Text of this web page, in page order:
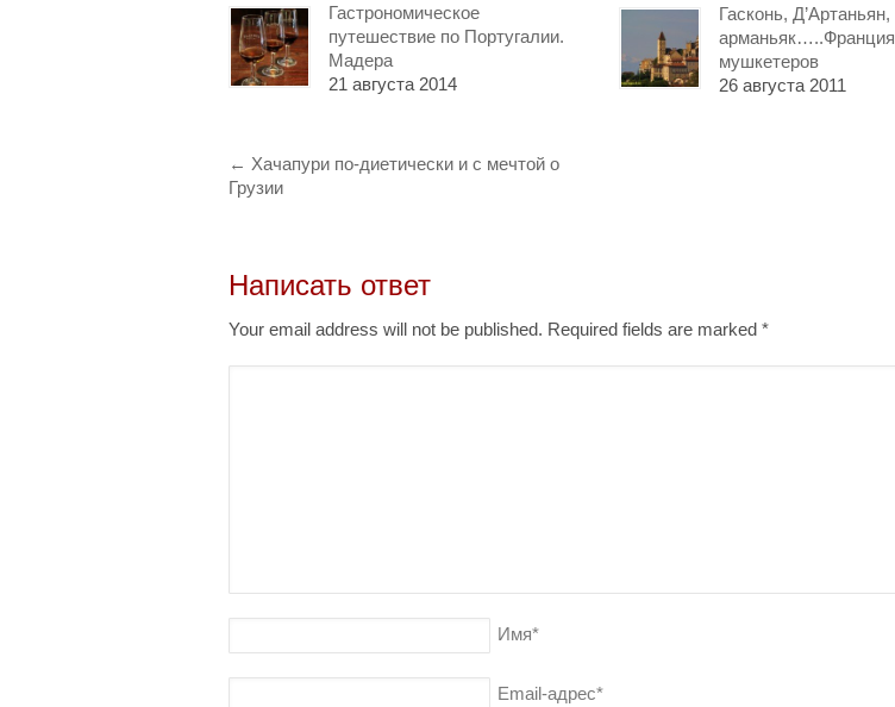
Гастрономическое
путешествие по Португалии.
Мадера
21 августа 2014
Гасконь, Д’Артаньян,
арманьяк…..Франция
мушкетеров
26 августа 2011
← Хачапури по-диетически и с мечтой о
Грузии
Написать ответ
Your email address will not be published. Required fields are marked *
Имя*
Email-адрес*